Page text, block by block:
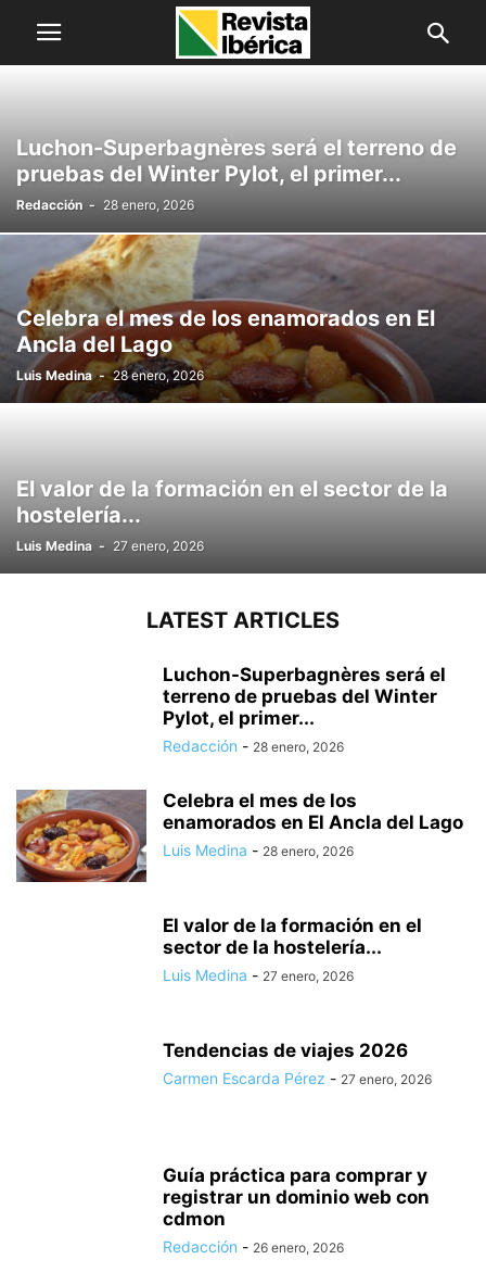
Luchon-Superbagnères será el terreno de
pruebas del Winter Pylot, el primer...
Redacción - 28 enero, 2026
Celebra el mes de los enamorados en El
Ancla del Lago
Luis Medina - 28 enero, 2026
El valor de la formación en el sector de la
hostelería...
Luis Medina - 27 enero, 2026
LATEST ARTICLES
Luchon-Superbagnères será el
terreno de pruebas del Winter
Pylot, el primer...
Redacción - 28 enero, 2026
Celebra el mes de los
enamorados en El Ancla del Lago
Luis Medina - 28 enero, 2026
El valor de la formación en el
sector de la hostelería...
Luis Medina - 27 enero, 2026
Tendencias de viajes 2026
Carmen Escarda Pérez - 27 enero, 2026
Guía práctica para comprar y
registrar un dominio web con
cdmon
Redacción - 26 enero, 2026